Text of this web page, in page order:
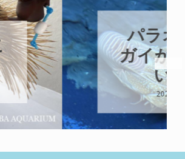
ラオオウム
イが交接して
います
2026年8月7日